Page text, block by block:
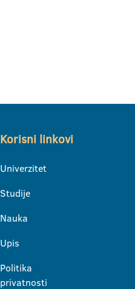
Korisni linkovi
Univerzitet
Studije
Nauka
Upis
Politika
privatnosti